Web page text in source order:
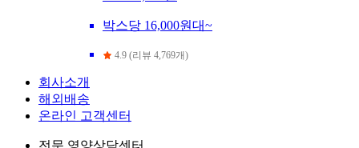
박스당 16,000원대~
4.9 (리뷰 4,769개)
회사소개
해외배송
온라인 고객센터
전문 영양상담센터